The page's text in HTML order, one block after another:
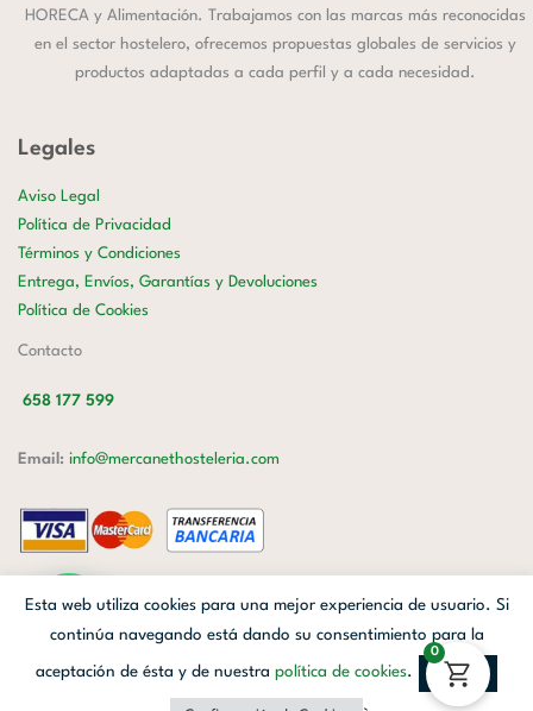
HORECA y Alimentación. Trabajamos con las marcas más reconocidas
en el sector hostelero, ofrecemos propuestas globales de servicios y
productos adaptadas a cada perfil y a cada necesidad.
Legales
Aviso Legal
Política de Privacidad
Términos y Condiciones
Entrega, Envíos, Garantías y Devoluciones
Política de Cookies
Contacto
658 177 599
Email: info@mercanethosteleria.com
Mercanet © 2026.| Diseñado porAvanzada Digital| Webmaster
Facebook Linkedin Instagram
Esta web utiliza cookies para una mejor experiencia de usuario. Si
continúa navegando está dando su consentimiento para la
aceptación de ésta y de nuestra política de cookies. Aceptar
0